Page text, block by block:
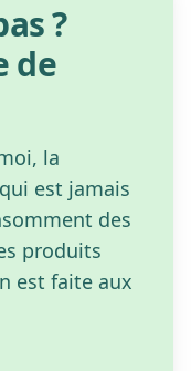
?
de
la
est jamais
des
produits
est faite aux